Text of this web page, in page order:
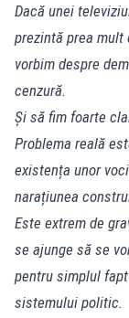
Dacă unei
prezintă prea
vorbim despre
cenzură.
Și să fim foarte
Problema reală
existența unor
narațiunea
Este extrem de
se ajunge să se
pentru simplul
sistemului politic.